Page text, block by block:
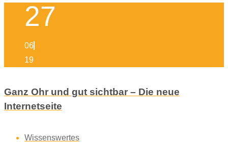
27
06
19
Ganz Ohr und gut sichtbar – Die neue
Internetseite
Wissenswertes